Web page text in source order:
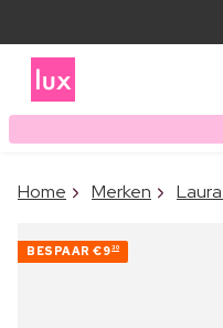
Home Merken
BESPAAR €930